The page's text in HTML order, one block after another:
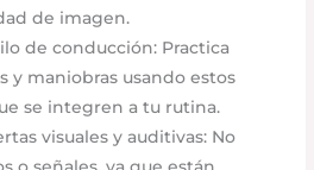
de imagen.
de conducción: Practica
y maniobras usando estos
se integren a tu rutina.
visuales y auditivas: No